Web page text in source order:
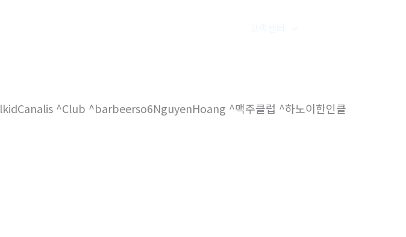
고객센터
^Club ^barbeerso6NguyenHoang ^맥주클럽 ^하노이한인클